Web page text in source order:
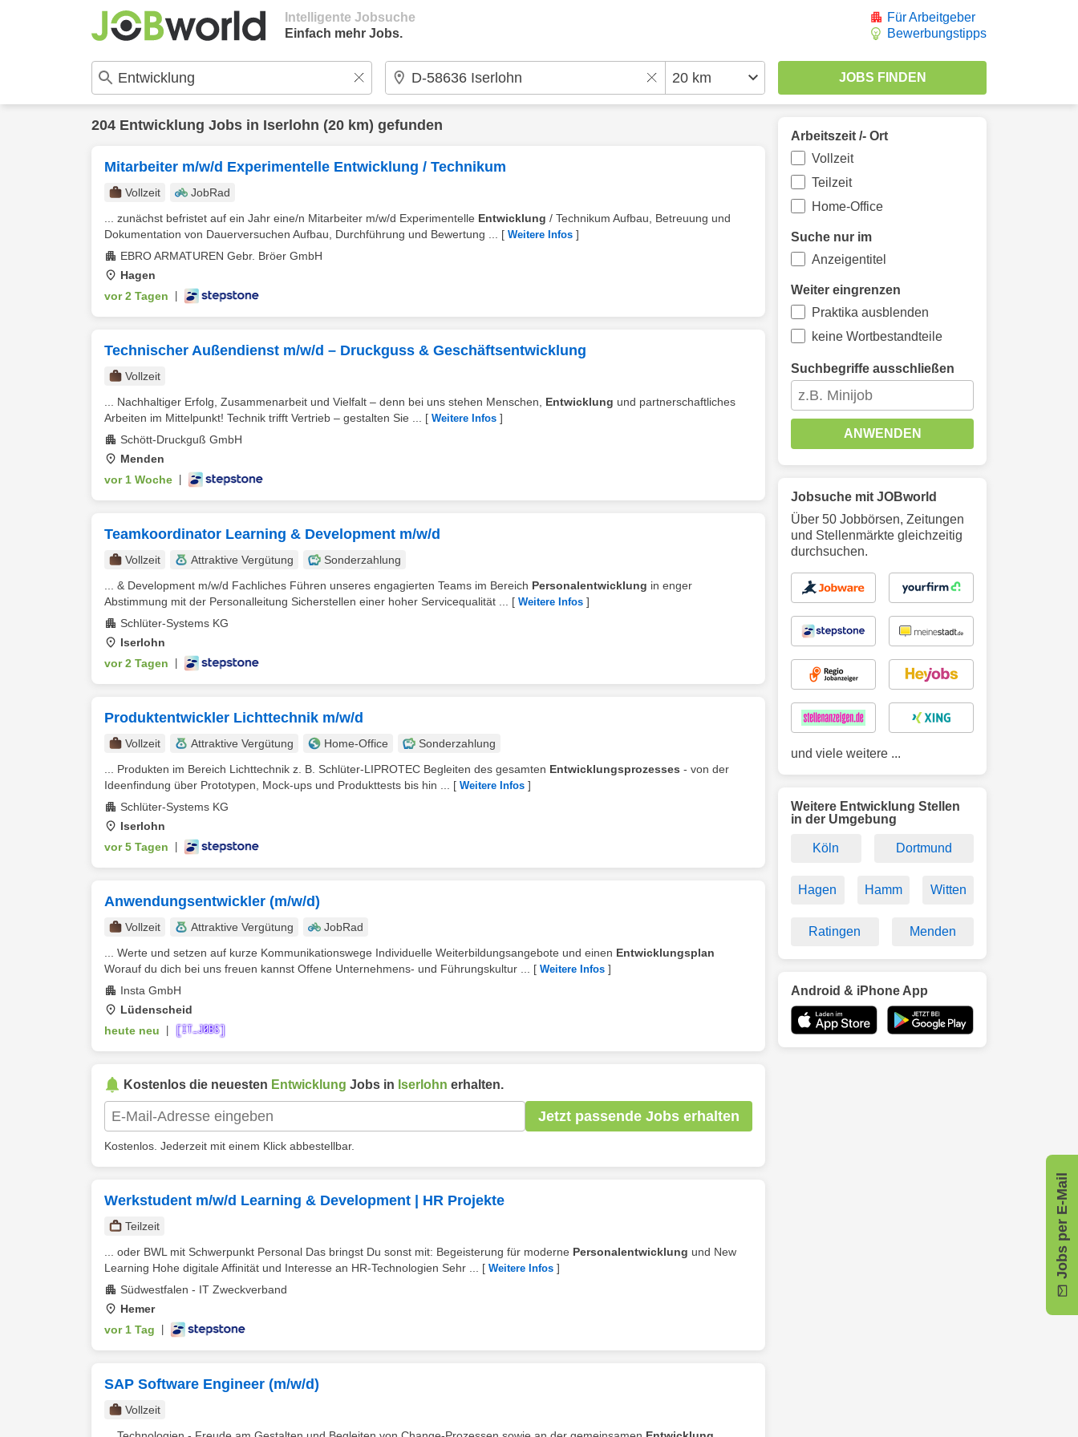
Intelligente Jobsuche
Einfach mehr Jobs.
Für Arbeitgeber
Bewerbungstipps
204 Entwicklung Jobs in Iserlohn (20 km) gefunden
Mitarbeiter m/w/d Experimentelle Entwicklung / Technikum
Vollzeit
JobRad
... zunächst befristet auf ein Jahr eine/n Mitarbeiter m/w/d Experimentelle Entwicklung / Technikum Aufbau, Betreuung und
Dokumentation von Dauerversuchen Aufbau, Durchführung und Bewertung ...
[ Weitere Infos ]
EBRO ARMATUREN Gebr. Bröer GmbH
Hagen
vor 2 Tagen
Technischer Außendienst m/w/d – Druckguss & Geschäftsentwicklung
Vollzeit
... Nachhaltiger Erfolg, Zusammenarbeit und Vielfalt – denn bei uns stehen Menschen, Entwicklung und partnerschaftliches
Arbeiten im Mittelpunkt! Technik trifft Vertrieb – gestalten Sie ...
[ Weitere Infos ]
Schött-Druckguß GmbH
Menden
vor 1 Woche
Teamkoordinator Learning & Development m/w/d
Vollzeit Attraktive Vergütung
Sonderzahlung
... & Development m/w/d Fachliches Führen unseres engagierten Teams im Bereich Personalentwicklung in enger
Abstimmung mit der Personalleitung Sicherstellen einer hoher Servicequalität ...
[ Weitere Infos ]
Schlüter-Systems KG
Iserlohn
vor 2 Tagen
Produktentwickler Lichttechnik m/w/d
Vollzeit Attraktive Vergütung Home-Office
Sonderzahlung
... Produkten im Bereich Lichttechnik z. B. Schlüter-LIPROTEC Begleiten des gesamten Entwicklungsprozesses - von der
Ideenfindung über Prototypen, Mock-ups und Produkttests bis hin ...
[ Weitere Infos ]
Schlüter-Systems KG
Iserlohn
vor 5 Tagen
Anwendungsentwickler (m/w/d)
Vollzeit Attraktive Vergütung
JobRad
... Werte und setzen auf kurze Kommunikationswege Individuelle Weiterbildungsangebote und einen Entwicklungsplan
Worauf du dich bei uns freuen kannst Offene Unternehmens- und Führungskultur ...
[ Weitere Infos ]
Insta GmbH
Lüdenscheid
heute neu
Kostenlos die neuesten Entwicklung Jobs in Iserlohn erhalten.
Jetzt passende Jobs erhalten
Kostenlos. Jederzeit mit einem Klick abbestellbar.
Werkstudent m/w/d Learning & Development | HR Projekte
Teilzeit
... oder BWL mit Schwerpunkt Personal Das bringst Du sonst mit: Begeisterung für moderne Personalentwicklung und New
Learning Hohe digitale Affinität und Interesse an HR-Technologien Sehr ...
[ Weitere Infos ]
Südwestfalen - IT Zweckverband
Hemer
vor 1 Tag
SAP Software Engineer (m/w/d)
Vollzeit
Jobs per E-Mail
Arbeitszeit /- Ort
Vollzeit
Teilzeit
Home-Office
Suche nur im
Anzeigentitel
Weiter eingrenzen
Praktika ausblenden
keine Wortbestandteile
Suchbegriffe ausschließen
ANWENDEN
Jobsuche mit JOBworld
Über 50 Jobbörsen, Zeitungen
und Stellenmärkte gleichzeitig
durchsuchen.
und viele weitere ...
Weitere Entwicklung Stellen
in der Umgebung
Köln Dortmund
Hagen Hamm Witten
Ratingen Menden
Android & iPhone App